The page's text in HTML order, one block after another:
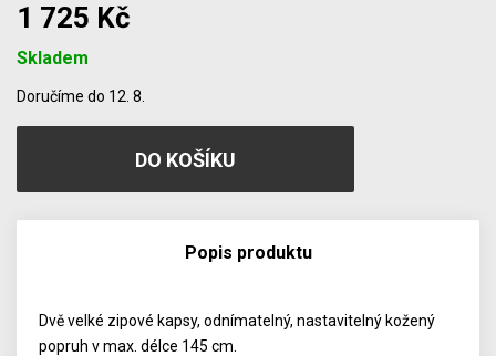
1 725 Kč
Skladem
Doručíme do 12. 8.
Popis produktu
Dvě velké zipové kapsy, odnímatelný, nastavitelný kožený
popruh v max. délce 145 cm.